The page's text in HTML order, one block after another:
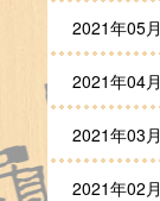
2021年05月
2021年04月
2021年03月
2021年02月